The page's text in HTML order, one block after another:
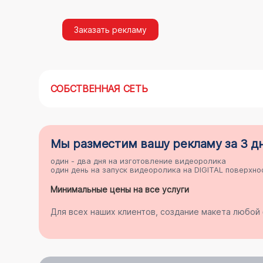
Заказать рекламу
СОБСТВЕННАЯ СЕТЬ
Мы разместим вашу рекламуза 3
один - два дня на изготовление видеоролика
один день на запуск видеоролика на DIGITAL
Минимальные цены на все услуги
Для всех наших клиентов, создание макета